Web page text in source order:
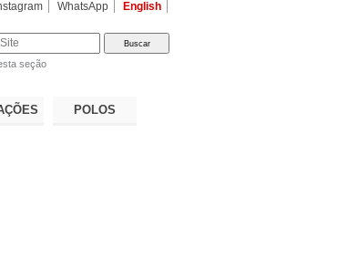
WhatsApp English
seção
POLOS